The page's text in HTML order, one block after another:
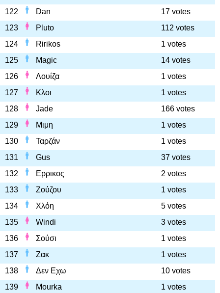
122
Dan
17 votes
123
Pluto
112 votes
124
Ririkos
1 votes
125
Magic
14 votes
126
Λουίζα
1 votes
127
Κλοι
1 votes
128
Jade
166 votes
129
Μιμη
1 votes
130
Ταρζάν
1 votes
131
Gus
37 votes
132
Ερρικος
2 votes
133
Ζούζου
1 votes
134
Χλόη
5 votes
135
Windi
3 votes
136
Σούσι
1 votes
137
Ζακ
1 votes
138
Δεν Εχω
10 votes
139
Mourka
1 votes